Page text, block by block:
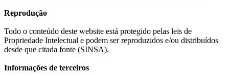
Reprodução
Todo o conteúdo deste website está protegido pelas leis de
Propriedade Intelectual e podem ser reproduzidos e/ou distribuídos
desde que citada fonte (SINSA).
Informações de terceiros